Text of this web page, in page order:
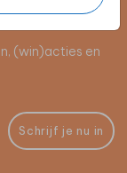
(win)acties en
Schrijf je nu in